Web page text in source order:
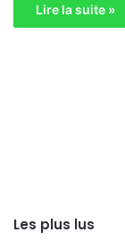
Lire la suite »
Les plus lus